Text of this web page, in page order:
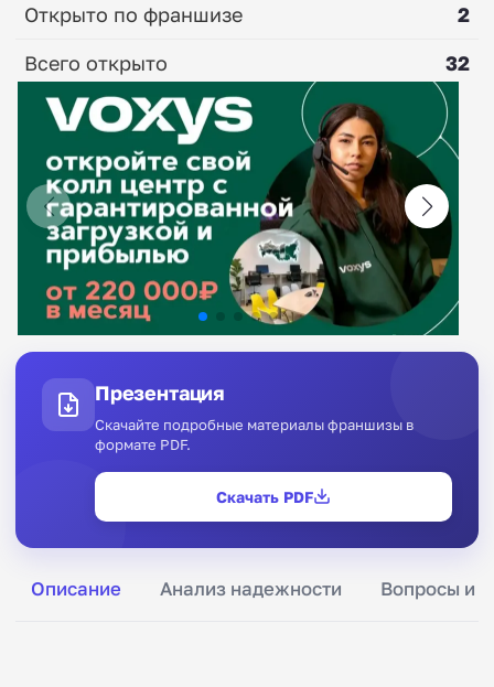
Описание Анализ надежности Вопросы и
Открыто по франшизе
2
Всего открыто
32
Презентация
Скачайте подробные материалы франшизы в
формате PDF.
Скачать PDF